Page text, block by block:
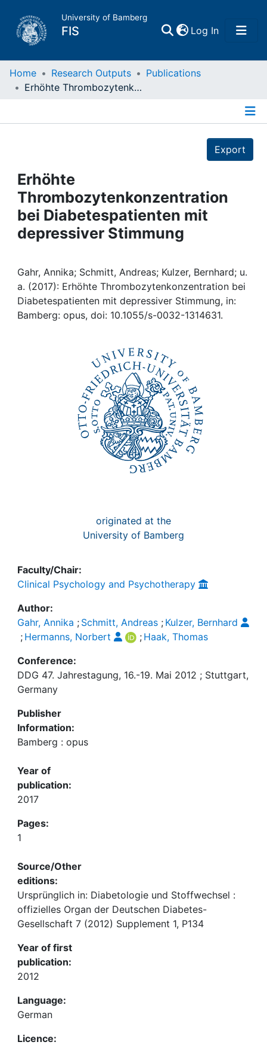
University of Bamberg
FIS Log In(current)
Home
Projects
People
Institutions
Awards
My FIS
Home Research Outputs
Publications
Erhöhte Thrombozytenkonzentration bei Diabetespatienten mit depressiver Stimmung
Export
Erhöhte
Thrombozytenkonzentration
bei Diabetespatienten mit
depressiver Stimmung
Gahr, Annika; Schmitt, Andreas; Kulzer, Bernhard; u.
a. (2017): Erhöhte Thrombozytenkonzentration bei
Diabetespatienten mit depressiver Stimmung, in:
Bamberg: opus, doi: 10.1055/s-0032-1314631.
originated at the
University of Bamberg
Faculty/Chair:
Clinical Psychology and Psychotherapy
Author:
Gahr, Annika ; Schmitt, Andreas ; Kulzer, Bernhard
; Hermanns, Norbert ; Haak, Thomas
Conference:
DDG 47. Jahrestagung, 16.-19. Mai 2012 ; Stuttgart,
Germany
Publisher
Information:
Bamberg : opus
Year of
publication:
2017
Pages:
1
Source/Other
editions:
Ursprünglich in: Diabetologie und Stoffwechsel :
offizielles Organ der Deutschen Diabetes-
Gesellschaft 7 (2012) Supplement 1, P134
Year of first
publication:
2012
Language:
German
Licence: